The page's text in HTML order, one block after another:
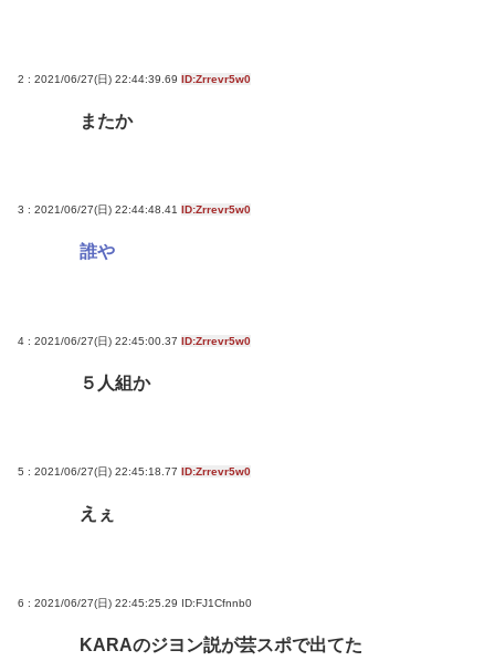
2 : 2021/06/27(日) 22:44:39.69 ID:Zrrevr5w0
またか
3 : 2021/06/27(日) 22:44:48.41 ID:Zrrevr5w0
誰や
4 : 2021/06/27(日) 22:45:00.37 ID:Zrrevr5w0
５人組か
5 : 2021/06/27(日) 22:45:18.77 ID:Zrrevr5w0
えぇ
6 : 2021/06/27(日) 22:45:25.29 ID:FJ1Cfnnb0
KARAのジヨン説が芸スポで出てた